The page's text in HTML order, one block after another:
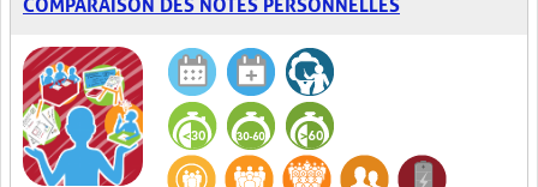
COMPARAISON DES NOTES PERSONNELLES